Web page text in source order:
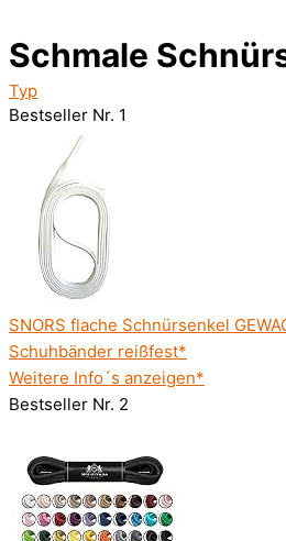
Schmale
Typ
Bestseller Nr. 1
SNORS flache Schnürsenkel
Schuhbänder reißfest*
Weitere Info´s anzeigen*
Bestseller Nr. 2